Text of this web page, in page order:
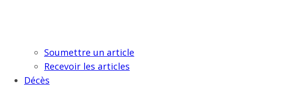
Soumettre un article
Recevoir les articles
Décès